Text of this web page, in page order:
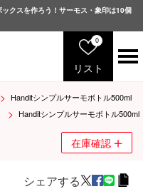
クスを作ろう！サーモス・象印は10個
リスト
0
Handitシンプルサーモボトル500ml
Handitシンプルサーモボトル500ml
在庫確認
シェアする